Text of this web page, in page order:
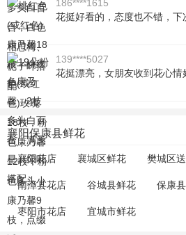
186****1615
花挺好看的，态度也不错，下
139****5027
花挺漂亮，女朋友收到花心情
襄阳保康县鲜花
襄阳花店 襄城区鲜花 樊城区
南漳县花店 谷城县鲜花 保康
枣阳市花店 宜城市鲜花